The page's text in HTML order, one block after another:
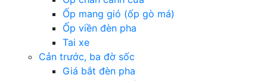
Ốp mang gió (ốp gò má)
Ốp viền đèn pha
Tai xe
Cản trước, ba đờ sốc
Giá bắt đèn pha